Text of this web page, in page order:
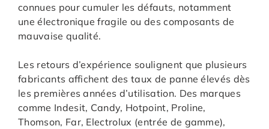
connues pour cumuler les défauts, notamment
une électronique fragile ou des composants de
mauvaise qualité.
Les retours d’expérience soulignent que plusieurs
fabricants affichent des taux de panne élevés dès
les premières années d’utilisation. Des marques
comme Indesit, Candy, Hotpoint, Proline,
Thomson, Far, Electrolux (entrée de gamme),